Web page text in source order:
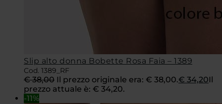
Slip alto donna Bobette Rosa Faia – 1389
Cod. 1389_RF
€38,00 Il prezzo originale era: € 38,00.€ 34,20Il
prezzo attuale è: € 34,20.
-11%